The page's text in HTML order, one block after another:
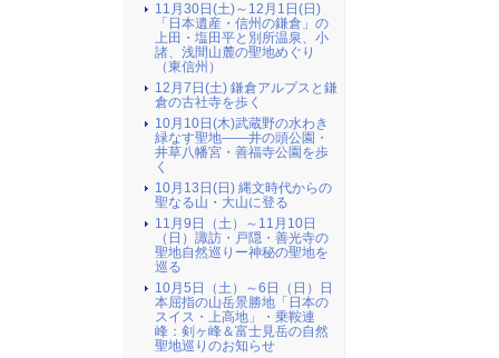
11月30日(土)～12月1日(日)
「日本遺産・信州の鎌倉」の
上田・塩田平と別所温泉、小
諸、浅間山麓の聖地めぐり
（東信州）
12月7日(土) 鎌倉アルプスと鎌
倉の古社寺を歩く
10月10日(木)武蔵野の水わき
緑なす聖地――井の頭公園・
井草八幡宮・善福寺公園を歩
く
10月13日(日) 縄文時代からの
聖なる山・大山に登る
11月9日（土）～11月10日
（日）諏訪・戸隠・善光寺の
聖地自然巡りー神秘の聖地を
巡る
10月5日（土）～6日（日）日
本屈指の山岳景勝地「日本の
スイス・上高地」・乗鞍連
峰：剣ヶ峰＆富士見岳の自然
聖地巡りのお知らせ